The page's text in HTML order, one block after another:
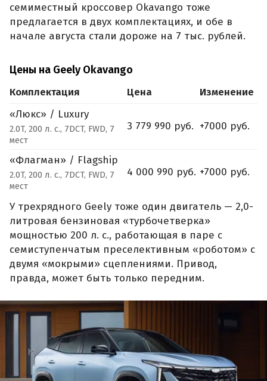
семиместный кроссовер Okavango тоже
предлагается в двух комплектациях, и обе в
начале августа стали дороже на 7 тыс. рублей.
Цены на Geely Okavango
Комплектация Цена
Изменение
«Люкс» / Luxury
2.0T, 200 л. с., 7DCT, FWD, 7
мест
3 779 990 руб. +7000 руб.
«Флагман» / Flagship
2.0T, 200 л. с., 7DCT, FWD, 7
мест
4 000 990 руб. +7000 руб.
У трехрядного Geely тоже один двигатель — 2,0-
литровая бензиновая «турбочетверка»
мощностью 200 л. с., работающая в паре с
семиступенчатым преселективным «роботом» с
двумя «мокрыми» сцеплениями. Привод,
правда, может быть только передним.